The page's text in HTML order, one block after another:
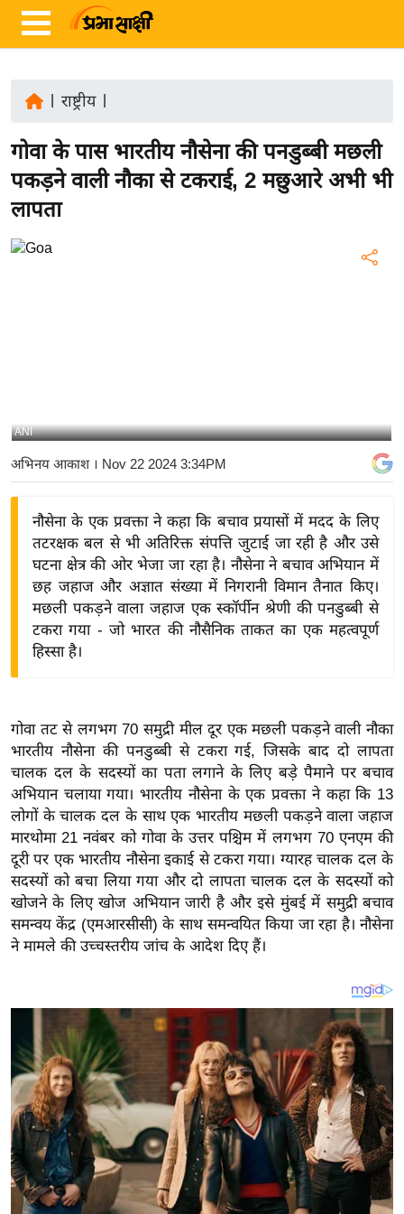
ज़ा
ख
र
रा
य
बि
ज़
शे
ष
ज्ञ
रा
य
ब
ज
ट
खे
ल
I
P
L
2
0
2
6
राष्ट्रीय|
गोवा के पास भारतीय नौसेना की पनडुब्बी मछली
पकड़ने वाली नौका से टकराई, 2 मछुआरे अभी भी
लापता
ANI
अभिनय आकाश। Nov 22 2024 3:34PM
नौसेना के एक प्रवक्ता ने कहा कि बचाव प्रयासों में मदद के लिए
तटरक्षक बल से भी अतिरिक्त संपत्ति जुटाई जा रही है और उसे
घटना क्षेत्र की ओर भेजा जा रहा है। नौसेना ने बचाव अभियान में
छह जहाज और अज्ञात संख्या में निगरानी विमान तैनात किए।
मछली पकड़ने वाला जहाज एक स्कॉर्पीन श्रेणी की पनडुब्बी से
टकरा गया - जो भारत की नौसैनिक ताकत का एक महत्वपूर्ण
हिस्सा है।
गोवा तट से लगभग 70 समुद्री मील दूर एक मछली पकड़ने वाली नौका
भारतीय नौसेना की पनडुब्बी से टकरा गई, जिसके बाद दो लापता
चालक दल के सदस्यों का पता लगाने के लिए बड़े पैमाने पर बचाव
अभियान चलाया गया। भारतीय नौसेना के एक प्रवक्ता ने कहा कि 13
लोगों के चालक दल के साथ एक भारतीय मछली पकड़ने वाला जहाज
मारथोमा 21 नवंबर को गोवा के उत्तर पश्चिम में लगभग 70 एनएम की
दूरी पर एक भारतीय नौसेना इकाई से टकरा गया। ग्यारह चालक दल के
सदस्यों को बचा लिया गया और दो लापता चालक दल के सदस्यों को
खोजने के लिए खोज अभियान जारी है और इसे मुंबई में समुद्री बचाव
समन्वय केंद्र (एमआरसीसी) के साथ समन्वयित किया जा रहा है। नौसेना
ने मामले की उच्चस्तरीय जांच के आदेश दिए हैं।